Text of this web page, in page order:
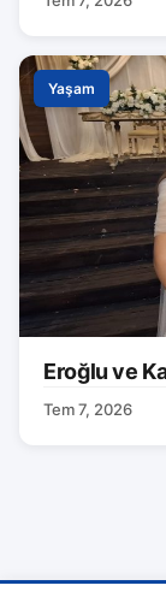
Yaşam
Eroğlu ve
Tem 7, 2026